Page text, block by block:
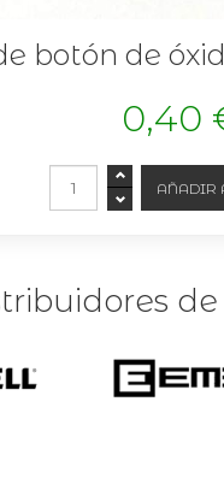
botón de
0,40